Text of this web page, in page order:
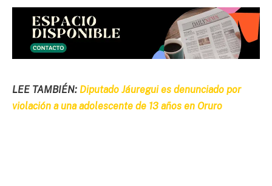
LEE TAMBIÉN: Diputado Jáuregui es denunciado por
violación a una adolescente de 13 años en Oruro